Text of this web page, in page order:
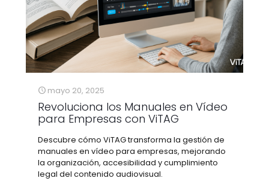
mayo 20, 2025
Revoluciona los Manuales en Vídeo
para Empresas con ViTAG
Descubre cómo ViTAG transforma la gestión de
manuales en vídeo para empresas, mejorando
la organización, accesibilidad y cumplimiento
legal del contenido audiovisual.